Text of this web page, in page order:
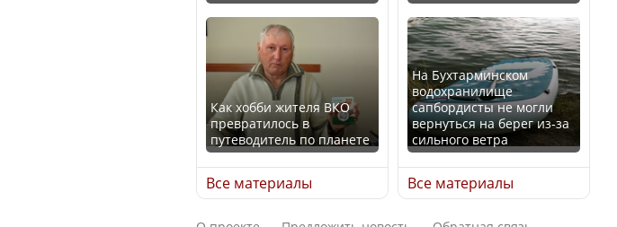
Будут ли представлены
интересы регионов в
Курултае?
Ең төменгі жалақы,
алимент, экология: жеті
партия сайлаушылармен
нені талқылап жатыр?
Трамп официально
вступил в должность
президента США
Луну признали объектом
культурного наследия,
находящегося под
угрозой исчезновения
Как хобби жителя ВКО
превратилось в
путеводитель по планете
Все материалы
На Бухтарминском
водохранилище
сапбордисты не могли
вернуться на берег из-за
сильного ветра
Все материалы